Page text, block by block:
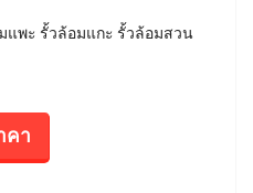
แพะ รั้วล้อมแกะ รั้วล้อมสวน
คา